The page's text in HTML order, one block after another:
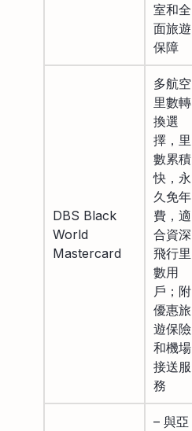
室和全
面旅遊
保障
DBS Black
World
Mastercard
多航空
里數轉
換選
擇，里
數累積
快，永
久免年
費，適
合資深
飛行里
數用
戶；附
優惠旅
遊保險
和機場
接送服
務
– 與亞